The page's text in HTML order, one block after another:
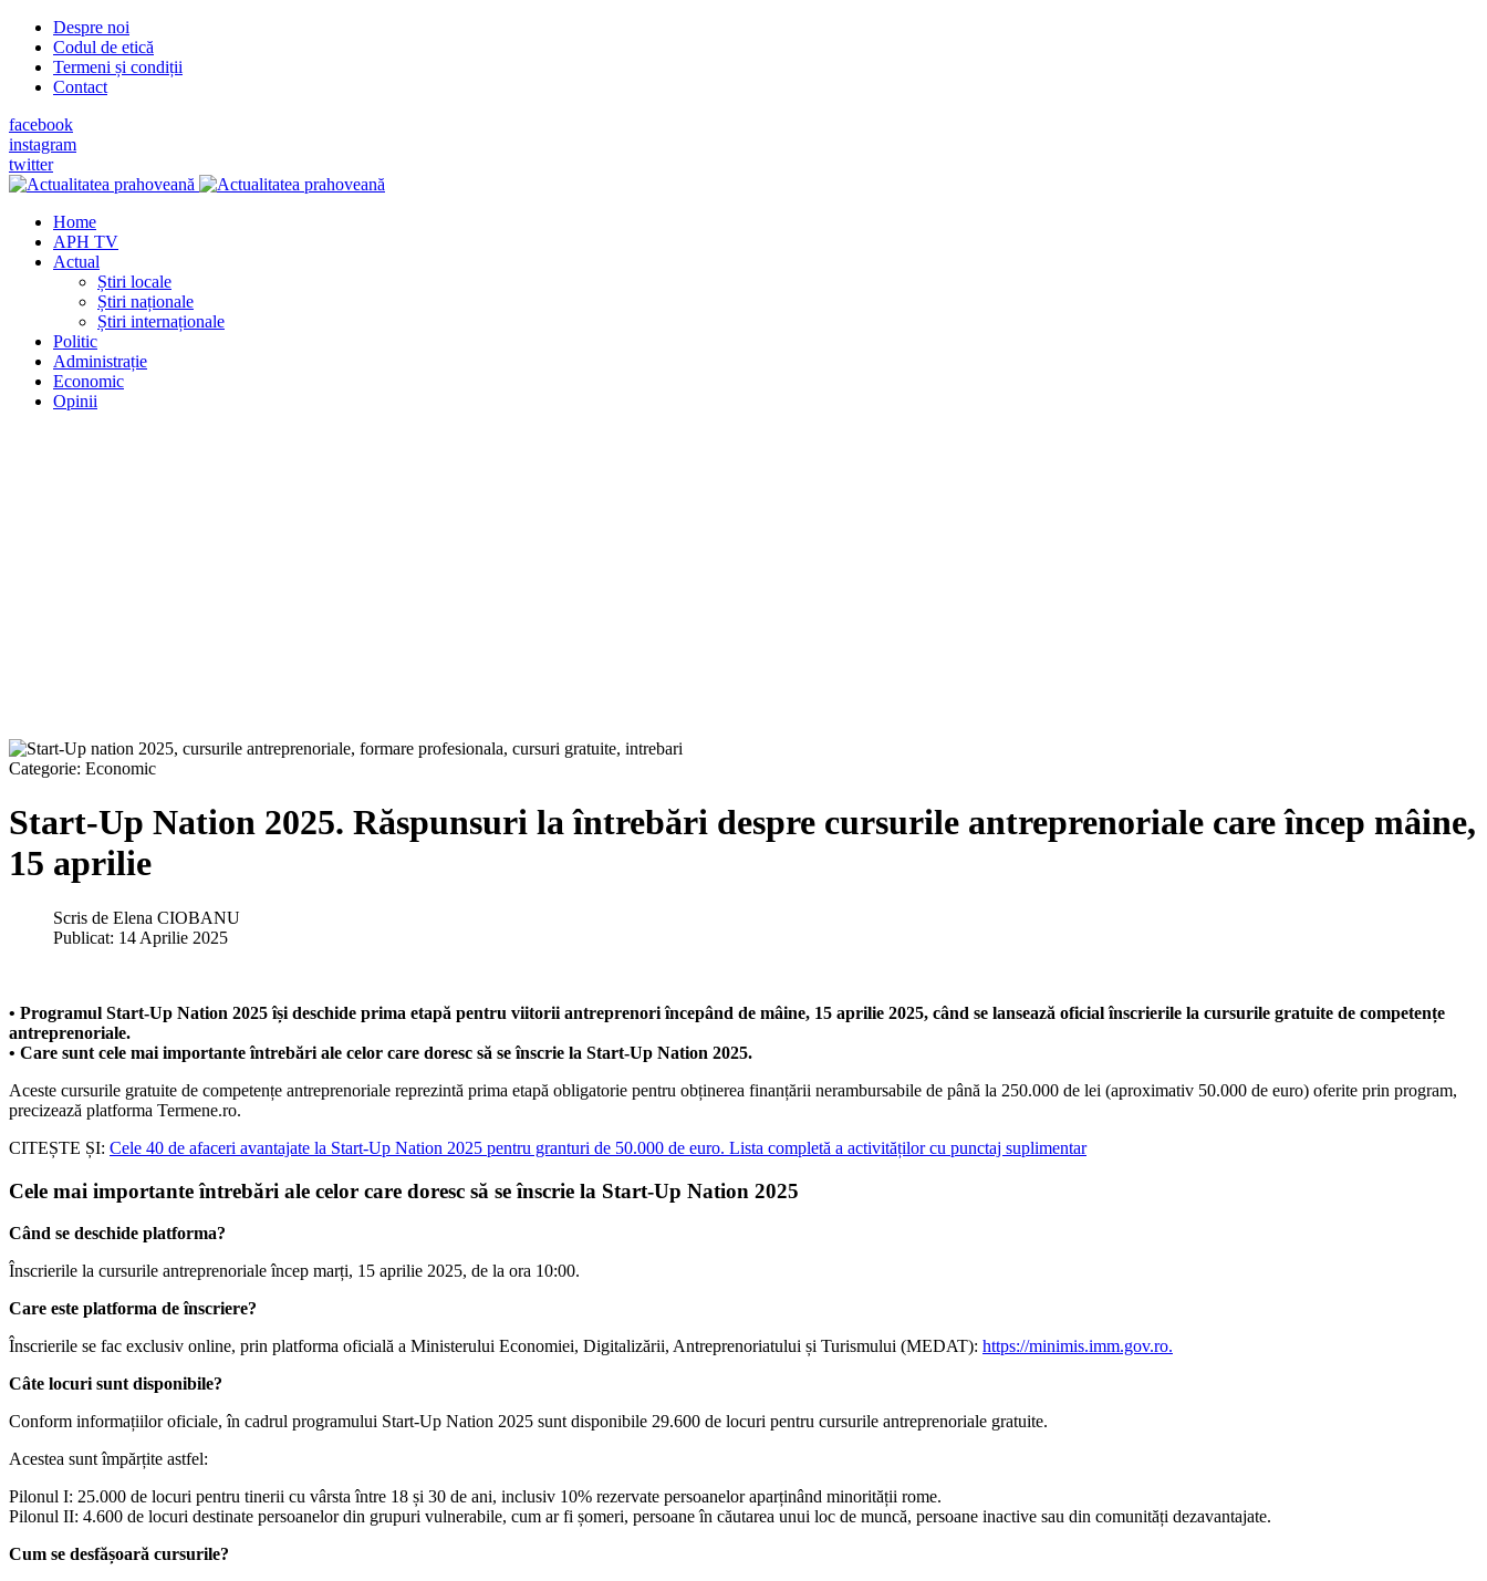
Despre noi
Codul de etică
Termeni și condiții
Contact
facebook
instagram
twitter
Home
APH TV
Actual
Știri locale
Știri naționale
Știri internaționale
Politic
Administrație
Economic
Opinii
Categorie: Economic
Start-Up Nation 2025. Răspunsuri la întrebări despre cursurile antreprenoriale care încep mâine,
15 aprilie
Scris de Elena CIOBANU
Publicat: 14 Aprilie 2025
• Programul Start-Up Nation 2025 își deschide prima etapă pentru viitorii antreprenori începând de mâine, 15 aprilie 2025, când se lansează oficial înscrierile la cursurile gratuite de competențe
antreprenoriale.
• Care sunt cele mai importante întrebări ale celor care doresc să se înscrie la Start-Up Nation 2025.
Aceste cursurile gratuite de competențe antreprenoriale reprezintă prima etapă obligatorie pentru obținerea finanțării nerambursabile de până la 250.000 de lei (aproximativ 50.000 de euro) oferite prin program,
precizează platforma Termene.ro.
CITEȘTE ȘI: Cele 40 de afaceri avantajate la Start-Up Nation 2025 pentru granturi de 50.000 de euro. Lista completă a activităților cu punctaj suplimentar
Cele mai importante întrebări ale celor care doresc să se înscrie la Start-Up Nation 2025
Când se deschide platforma?
Înscrierile la cursurile antreprenoriale încep marți, 15 aprilie 2025, de la ora 10:00.
Care este platforma de înscriere?
Înscrierile se fac exclusiv online, prin platforma oficială a Ministerului Economiei, Digitalizării, Antreprenoriatului și Turismului (MEDAT): https://minimis.imm.gov.ro.
Câte locuri sunt disponibile?
Conform informațiilor oficiale, în cadrul programului Start-Up Nation 2025 sunt disponibile 29.600 de locuri pentru cursurile antreprenoriale gratuite.
Acestea sunt împărțite astfel:
Pilonul I: 25.000 de locuri pentru tinerii cu vârsta între 18 și 30 de ani, inclusiv 10% rezervate persoanelor aparținând minorității rome.
Pilonul II: 4.600 de locuri destinate persoanelor din grupuri vulnerabile, cum ar fi șomeri, persoane în căutarea unui loc de muncă, persoane inactive sau din comunități dezavantajate.
Cum se desfășoară cursurile?